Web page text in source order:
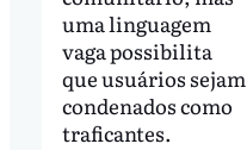
uma linguagem
vaga possibilita
que usuários sejam
condenados como
traficantes.